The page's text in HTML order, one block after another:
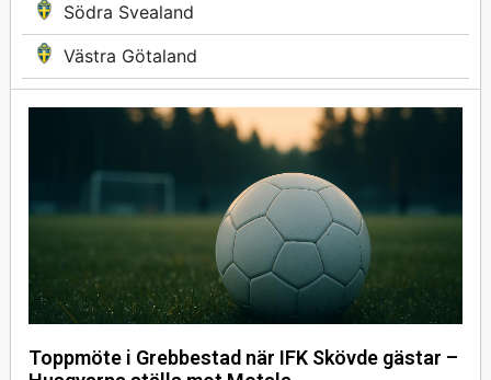
Södra Svealand
Västra Götaland
Toppmöte i Grebbestad när IFK Skövde gästar –